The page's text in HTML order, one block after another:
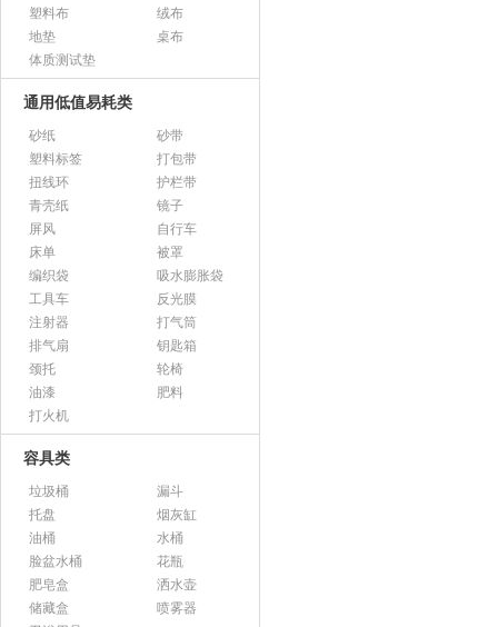
塑料布
绒布
地垫
桌布
体质测试垫
通用低值易耗类
砂纸
砂带
塑料标签
打包带
扭线环
护栏带
青壳纸
镜子
屏风
自行车
床单
被罩
编织袋
吸水膨胀袋
工具车
反光膜
注射器
打气筒
排气扇
钥匙箱
颈托
轮椅
油漆
肥料
打火机
容具类
垃圾桶
漏斗
托盘
烟灰缸
油桶
水桶
脸盆水桶
花瓶
肥皂盒
洒水壶
储藏盒
喷雾器